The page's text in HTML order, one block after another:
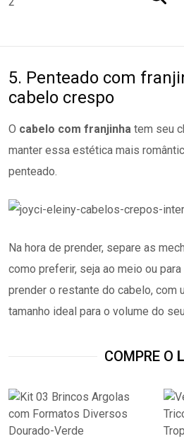
5. Penteado com
cabelo crespo
O cabelo com franjinha tem seu
manter essa estética mais
penteado.
Na hora de prender, separe as
como preferir, seja ao meio ou
prender o restante do cabelo, com
tamanho ideal para o volume do
COMPRE O